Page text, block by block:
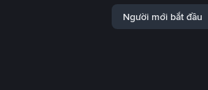
Người mới bắt đầu